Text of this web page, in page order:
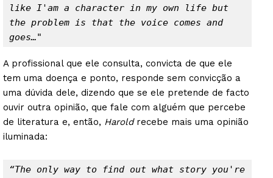
like I'am a character in my own life but
the problem is that the voice comes and
goes…"
A profissional que ele consulta, convicta de que ele
tem uma doença e ponto, responde sem convicção a
uma dúvida dele, dizendo que se ele pretende de facto
ouvir outra opinião, que fale com alguém que percebe
de literatura e, então, Haroldrecebe mais uma opinião
iluminada:
“The only way to find out what story you're